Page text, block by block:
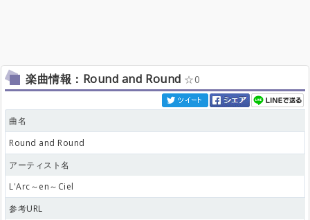
楽曲情報：Round and Round 0
曲名
Round and Round
アーティスト名
L'Arc～en～Ciel
参考URL